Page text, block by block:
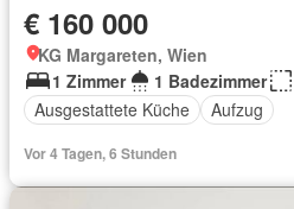
€ 160 000
KG Margareten, Wien
1 Zimmer
1 Badezimmer
Ausgestattete Küche
Aufzug
Vor 4 Tagen, 6 Stunden